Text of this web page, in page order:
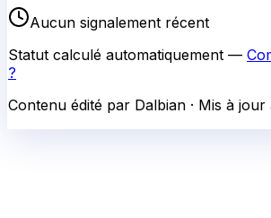
Aucun signalement récent
Statut calculé automatiquement —
?
Contenu édité par Dalbian · Mis à